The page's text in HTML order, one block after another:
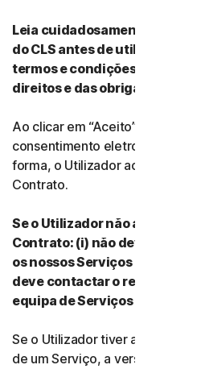
Leia cuidadosamente todos os
do CLS antes de utilizar os
termos e condições contêm
direitos e das obrigações do
Ao clicar em “Aceito” (“I Agree”)
consentimento eletronicamente
forma, o Utilizador aceita os
Contrato.
Se o Utilizador não aceitar os
Contrato: (i) não deve
os nossos Serviços nem aceder
deve contactar o respetivo
equipa de Serviços e Suporte
Se o Utilizador tiver aceite várias
de um Serviço, a versão mais